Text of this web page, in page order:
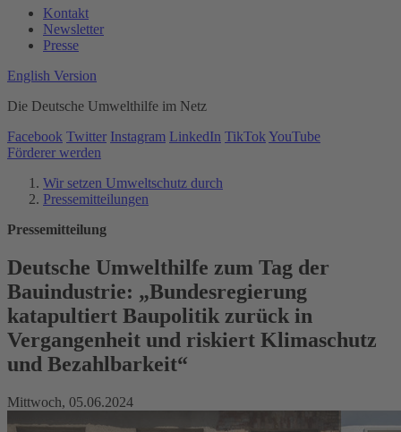
Kontakt
Newsletter
Presse
English Version
Die Deutsche Umwelthilfe im Netz
Facebook Twitter Instagram LinkedIn TikTok YouTube
Förderer werden
Wir setzen Umweltschutz durch
Pressemitteilungen
Pressemitteilung
Deutsche Umwelthilfe zum Tag der
Bauindustrie: „Bundesregierung
katapultiert Baupolitik zurück in
Vergangenheit und riskiert Klimaschutz
und Bezahlbarkeit“
Mittwoch, 05.06.2024